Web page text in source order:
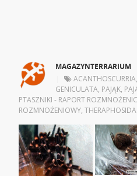
MAGAZYNTERRARIUM
ACANTHOSCURRIA
GENICULATA, PAJĄK,
PTASZNIKI - RAPORT
ROZMNOŻENIOWY,